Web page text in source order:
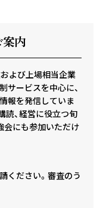
案内
よび上場相当企業
サービスを中心に、
報を発信していま
読、経営に役立つ旬
会にも参加いただけ
ください。審査のう